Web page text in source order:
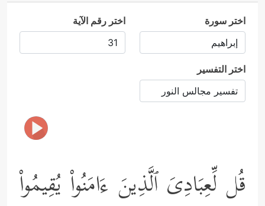
اختر سورة اختر رقم الآية
اختر التفسير
قُل لِّعِبَادِیَ ٱلَّذِینَ ءَامَنُواْ یُقِیمُواْ